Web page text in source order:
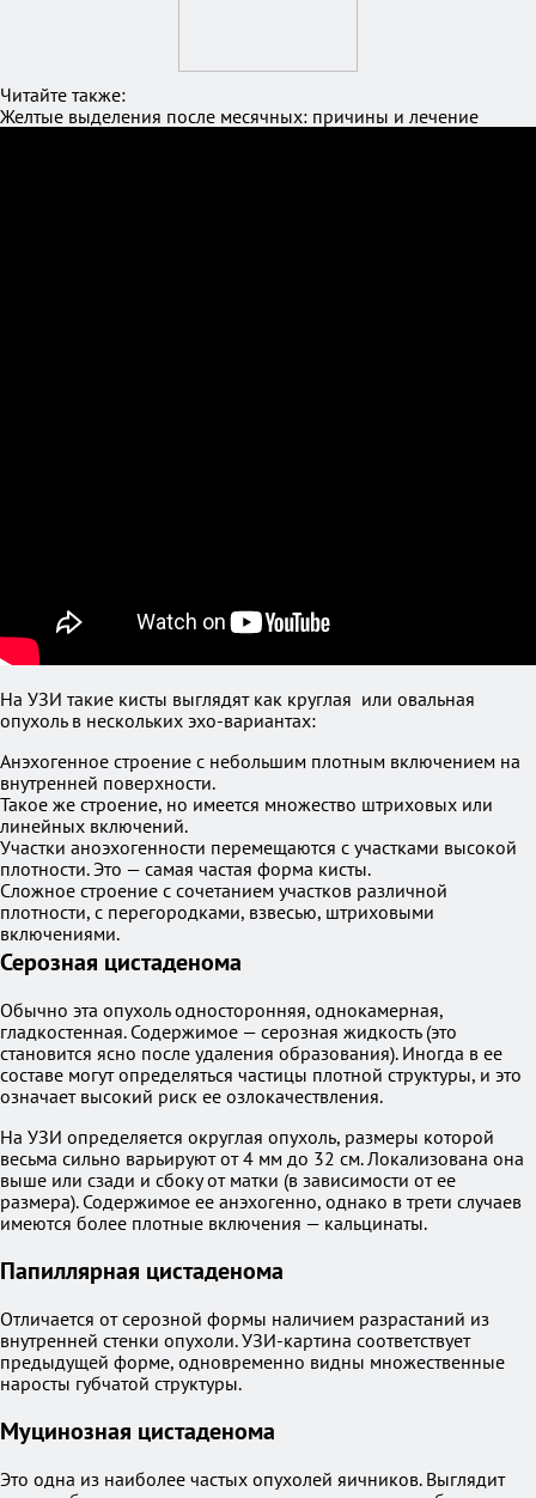
Читайте также:
Желтые выделения после месячных: причины и лечение
На УЗИ такие кисты выглядят как круглая или овальная
опухоль в нескольких эхо-вариантах:
Анэхогенное строение с небольшим плотным включением на
внутренней поверхности.
Такое же строение, но имеется множество штриховых или
линейных включений.
Участки аноэхогенности перемещаются с участками высокой
плотности. Это — самая частая форма кисты.
Сложное строение с сочетанием участков различной
плотности, с перегородками, взвесью, штриховыми
включениями.
Серозная цистаденома
Обычно эта опухоль односторонняя, однокамерная,
гладкостенная. Содержимое — серозная жидкость (это
становится ясно после удаления образования). Иногда в ее
составе могут определяться частицы плотной структуры, и это
означает высокий риск ее озлокачествления.
На УЗИ определяется округлая опухоль, размеры которой
весьма сильно варьируют от 4 мм до 32 см. Локализована она
выше или сзади и сбоку от матки (в зависимости от ее
размера). Содержимое ее анэхогенно, однако в трети случаев
имеются более плотные включения — кальцинаты.
Папиллярная цистаденома
Отличается от серозной формы наличием разрастаний из
внутренней стенки опухоли. УЗИ-картина соответствует
предыдущей форме, одновременно видны множественные
наросты губчатой структуры.
Муцинозная цистаденома
Это одна из наиболее частых опухолей яичников. Выглядит